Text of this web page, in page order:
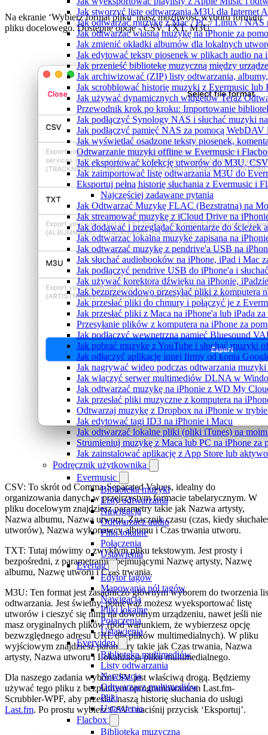
Jak stworzyć listę odtwarzania M3U dla Internet
Jak odtwarzać muzykę z Mac / PC / Linux /
Jak odtwarzać własną muzykę na iPhonie za
Jak zmienić okładki albumów dla lokalnych
Jak edytować teksty piosenek w plikach audio
Jak przenieść bibliotekę muzyczną między
Jak archiwizować (ZIP) listy odtwarzania,
Jak scrobblować historię muzyki z Evermusic lub
Jak używać dynamicznych widgetów Teraz
Przewodnik krok po kroku: Importowanie
Jak podłączyć Synology NAS i słuchać muzyki
Jak podłączyć pamięć NAS za pomocą
Jak wyświetlać osadzone teksty piosenek,
Odtwarzanie muzyki offline w Evermusic i
Jak eksportować kolekcję utworów do M3U,
Jak zaimportować listę odtwarzania M3U do
Eksportuj pełną historię słuchania z Evermusic i
Najczęściej zadawane pytania
Jak Odtwarzać Muzykę FLAC (Bezstratną) na
Jak streamować muzykę z iCloud Drive na
Jak dodawać i przeglądać komentarze do
Jak odtwarzac lokalna muzyke zapisana na
Jak odtwarzać muzykę z pendrive'a USB na
Jak słuchać audiobooków na iPhone, iPad i Mac
Jak podłączyć pendrive USB do iPhone'a i
Jak używać korektora dźwięku na iPhonie,
Jak bezprzewodowo przesyłać pliki z komputera
Jak przesłać pliki do chmury i połączyć je z
Jak przesłać pliki z Maca na iPhone'a lub iPada
Przesyłanie plików z komputera na iPhone za
Jak podłączyć wewnętrzną pamięć Bluesound
Jak pobrać muzykę z YouTube i słuchać muzyki
Jak odłączyć aplikację innej firmy od konta
Jak nagrywać wideo podczas odtwarzania
Jak włączyć serwer multimediów DLNA w
Jak odtwarzać muzykę na iPhonie z WD My
Jak przesłać pliki muzyczne z komputera na
Odtwarzaj muzykę z Dropbox na iPhonie w
Jak edytować tagi ID3 na iPhonie i Macu
Jak odtwarzać lokalne pliki (pliki iTunes) na
Strumieniuj muzykę z Maca lub PC na iPhone za
Jak zainstalować aplikację z App Store lub
Podręcznik użytkownika
Evermusic
Biblioteka muzyki
Listy odtwarzania
Nawigacja
Odtwarzacz audio
Pliki lokalne
Połączenia
Ustawienia
Evertag
Edytor tagów
Mapowania pól tagów
Nawigacja
Pliki lokalne
Połączenia
Ustawienia
Evervideo
Biblioteka multimediów
Listy odtwarzania
Nawigacja
Odtwarzacz multimediów
Pliki
Ustawienia
Flacbox
Biblioteka muzyczna
Na ekranie ‘Wybierz format pliku’ masz możliwość wyboru formatu
pliku docelowego. Dostępne opcje - CSV, TXT, M3U.
CSV: To skrót od Comma-Separated Values, idealny do
organizowania danych w przejrzystym formacie tabelarycznym. W
pliku docelowym znajdziesz parametry takie jak Nazwa artysty,
Nazwa albumu, Nazwa utworu, Znacznik czasu (czas, kiedy
utworów), Nazwa wykonawcy albumu i Czas trwania utworu.
TXT: Tutaj mówimy o zwykłym pliku tekstowym. Jest prosty i
bezpośredni, z parametrami obejmującymi Nazwę artysty, Nazwę
albumu, Nazwę utworu i Czas trwania.
M3U: Ten format jest zasadniczo głównym wyborem do tworzenia
odtwarzania. Jest świetny, ponieważ możesz wyeksportować listę
utworów i cieszyć się nimi na dowolnym urządzeniu, nawet jeśli nie
masz oryginalnych plików (pod warunkiem, że wybierzesz opcję
bezwzględnego adresu URL dla plików multimedialnych). W pliku
wyjściowym znajdziesz parametry takie jak Czas trwania, Nazwa
artysty, Nazwa utworu i Lokalizacja pliku multimedialnego.
Dla naszego zadania wybór CSV jest właściwą drogą. Będziemy
używać tego pliku z bezpłatnym oprogramowaniem Last.fm-
Scrubbler-WPF, aby przesłać naszą historię słuchania do usługi
Last.fm. Po prostu wybierz CSV i naciśnij przycisk ‘Eksportuj’.